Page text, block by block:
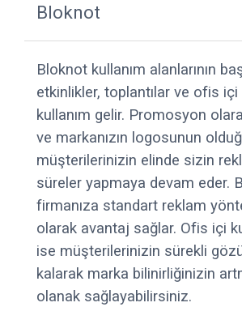
Bloknot
Bloknot kullanım alanlarının
etkinlikler, toplantılar ve ofis içi
kullanım gelir. Promosyon
ve markanızın logosunun
müşterilerinizin elinde sizin
süreler yapmaya devam eder.
firmanıza standart reklam
olarak avantaj sağlar. Ofis içi
ise müşterilerinizin sürekli
kalarak marka bilinirliğinizin
olanak sağlayabilirsiniz.